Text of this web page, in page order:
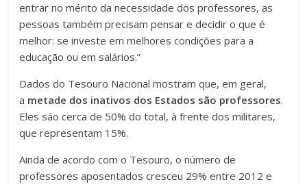
entrar no mérito da necessidade dos professores, as
pessoas também precisam pensar e decidir o que é
melhor: se investe em melhores condições para a
educação ou em salários.”
Dados do Tesouro Nacional mostram que, em geral,
a metade dos inativos dos Estados são professores.
Eles são cerca de 50% do total, à frente dos militares,
que representam 15%.
Ainda de acordo com o Tesouro, o número de
professores aposentados cresceu 29% entre 2012 e